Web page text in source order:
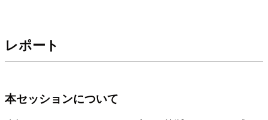
レポート
本セッションについて